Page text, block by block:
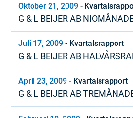
Oktober 21, 2009 -
G & L BEIJER AB
JANUARI – SEPTEMBER
Juli 17, 2009 - Kvartalsrapport
G & L BEIJER AB
– JUNI 2009
April 23, 2009 - Kvartalsrapport
G & L BEIJER AB
JANUARI – MARS 2009